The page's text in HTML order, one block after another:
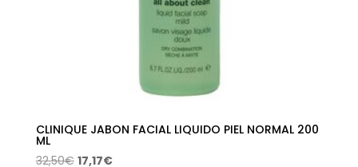
CLINIQUE JABON FACIAL LIQUIDO PIEL NORMAL 200
ML
32,50€ El
17,17€El